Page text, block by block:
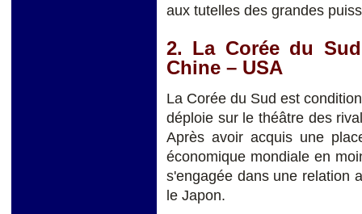
aux tutelles des grandes
2. La Corée du
Chine – USA
La Corée du Sud est
déploie sur le théâtre des
Après avoir acquis une
économique mondiale en
s'engagée dans une relation
le Japon.